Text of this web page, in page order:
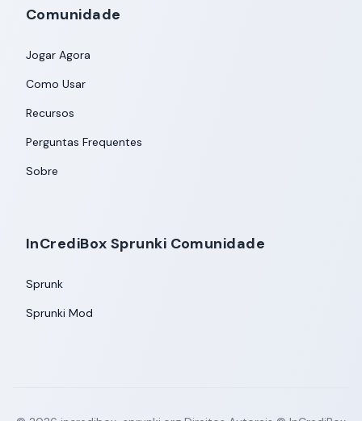
Comunidade
Jogar Agora
Como Usar
Recursos
Perguntas Frequentes
Sobre
InCrediBox Sprunki Comunidade
Sprunk
Sprunki Mod